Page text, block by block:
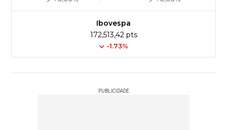
Ibovespa
172,513,42 pts
-1.73%
PUBLICIDADE